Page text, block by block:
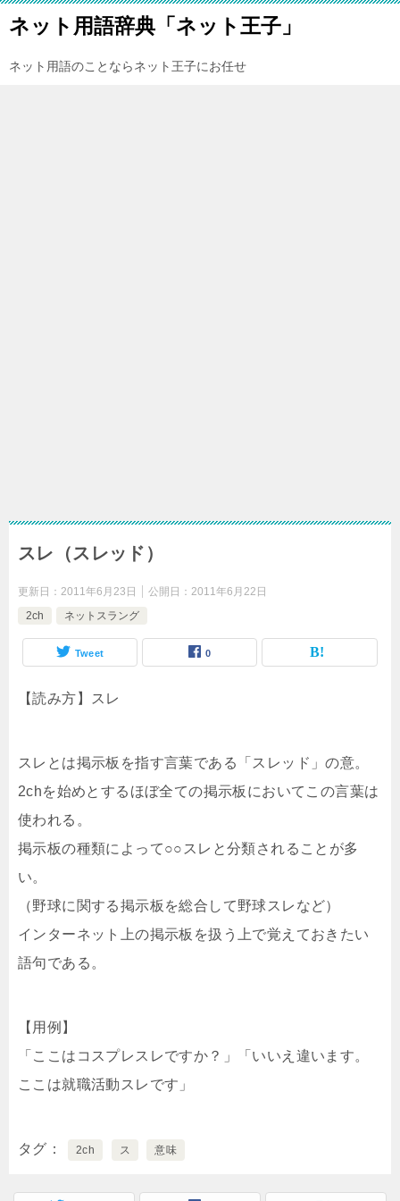
ネット用語辞典「ネット王子」
ネット用語のことならネット王子にお任せ
スレ（スレッド）
更新日： 2011年6月23日 公開日： 2011年6月22日
2ch
ネットスラング
Tweet 0
【読み方】スレ
スレとは掲示板を指す言葉である「スレッド」の意。
2chを始めとするほぼ全ての掲示板においてこの言葉は
使われる。
掲示板の種類によって○○スレと分類されることが多
い。
（野球に関する掲示板を総合して野球スレなど）
インターネット上の掲示板を扱う上で覚えておきたい
語句である。
【用例】
「ここはコスプレスレですか？」「いいえ違います。
ここは就職活動スレです」
タグ 2ch ス 意味